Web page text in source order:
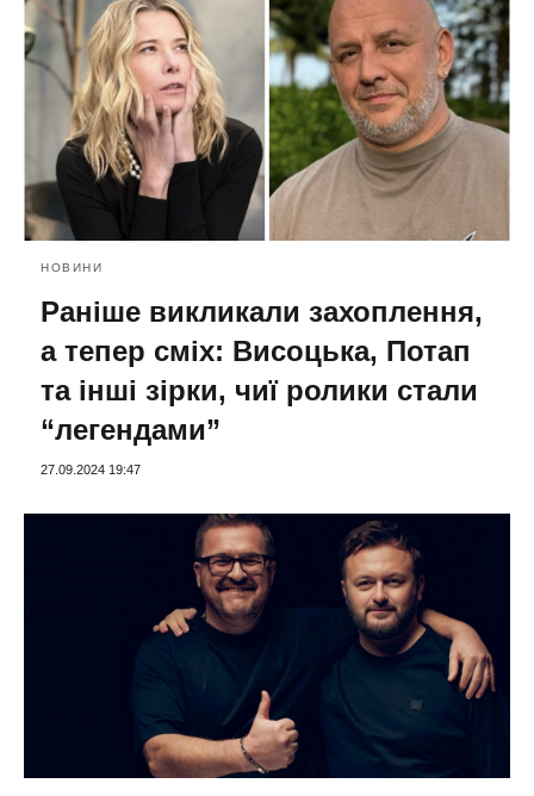
НОВИНИ
Раніше викликали захоплення,
а тепер сміх: Висоцька, Потап
та інші зірки, чиї ролики стали
“легендами”
27.09.2024 19:47